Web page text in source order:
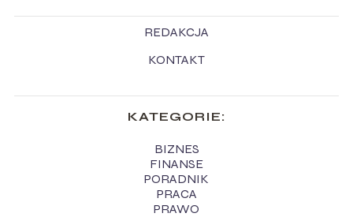
REDAKCJA
KONTAKT
KATEGORIE:
BIZNES
FINANSE
PORADNIK
PRACA
PRAWO